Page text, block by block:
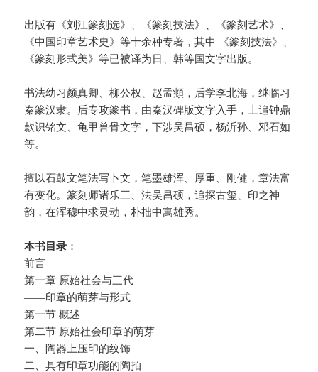
出版有《刘江篆刻选》、《篆刻技法》、《篆刻艺术》、
《中国印章艺术史》等十余种专著，其中 《篆刻技法》、
《篆刻形式美》等已被译为日、韩等国文字出版。
书法幼习颜真卿、柳公权、赵孟頫，后学李北海，继临习
秦篆汉隶。后专攻篆书，由秦汉碑版文字入手，上追钟鼎
款识铭文、龟甲兽骨文字，下涉吴昌硕，杨沂孙、邓石如
等。
擅以石鼓文笔法写卜文，笔墨雄浑、厚重、刚健，章法富
有变化。篆刻师诸乐三、法吴昌硕，追探古玺、印之神
韵，在浑穆中求灵动，朴拙中寓雄秀。
本书目录 ：
前言
第一章 原始社会与三代
——印章的萌芽与形式
第一节 概述
第二节 原始社会印章的萌芽
一、陶器上压印的纹饰
二、具有印章功能的陶拍